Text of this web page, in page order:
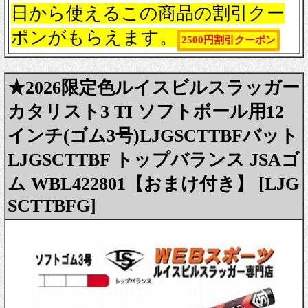
日から使えるこの商品の割引クー
ポンがもらえます。
2500円割引クーポン
★2026限定色ルイスビルスラッガー
カタリスト3 TI ソフトボール用12
インチ(ゴム3号)LJGSCTTBFバット
LJGSCTTBF トップバランス JSAゴ
ム WBL422801【おまけ付き】 [LJG
SCTTBFG]